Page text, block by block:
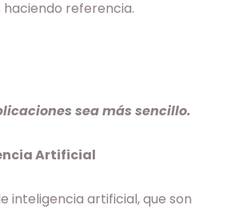
referencia.
sea más sencillo.
Artificial
inteligencia artificial, que son